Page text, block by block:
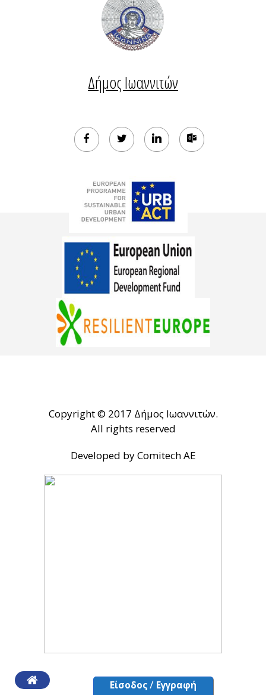
Είσοδος / Εγγραφή
Δήμος Ιωαννιτών
Copyright © 2017 Δήμος Ιωαννιτών.
All rights reserved
Developed by Comitech AE